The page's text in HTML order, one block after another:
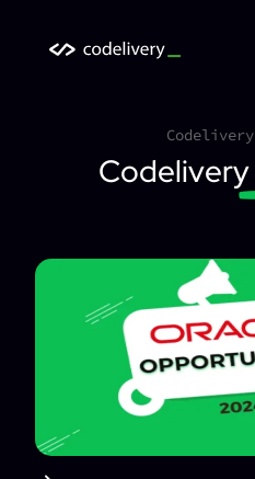
Codelivery
Codelivery